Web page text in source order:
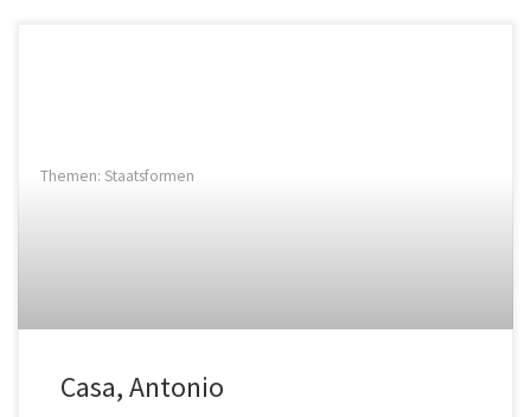
Themen: Staatsformen
Casa, Antonio